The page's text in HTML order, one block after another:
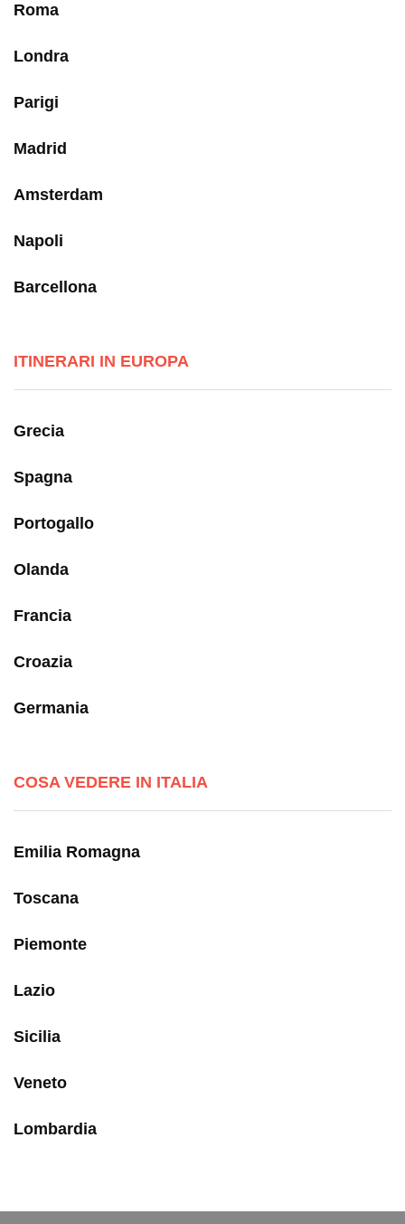
Roma
Londra
Parigi
Madrid
Amsterdam
Napoli
Barcellona
ITINERARI IN EUROPA
Grecia
Spagna
Portogallo
Olanda
Francia
Croazia
Germania
COSA VEDERE IN ITALIA
Emilia Romagna
Toscana
Piemonte
Lazio
Sicilia
Veneto
Lombardia